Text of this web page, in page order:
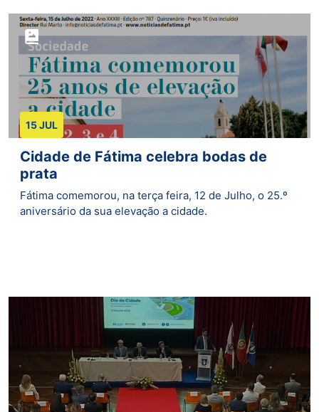
15 JUL
Cidade de Fátima celebra bodas de
prata
Fátima comemorou, na terça­ ­feira, 12 de Julho, o 25.º
aniversário da sua elevação a cidade.